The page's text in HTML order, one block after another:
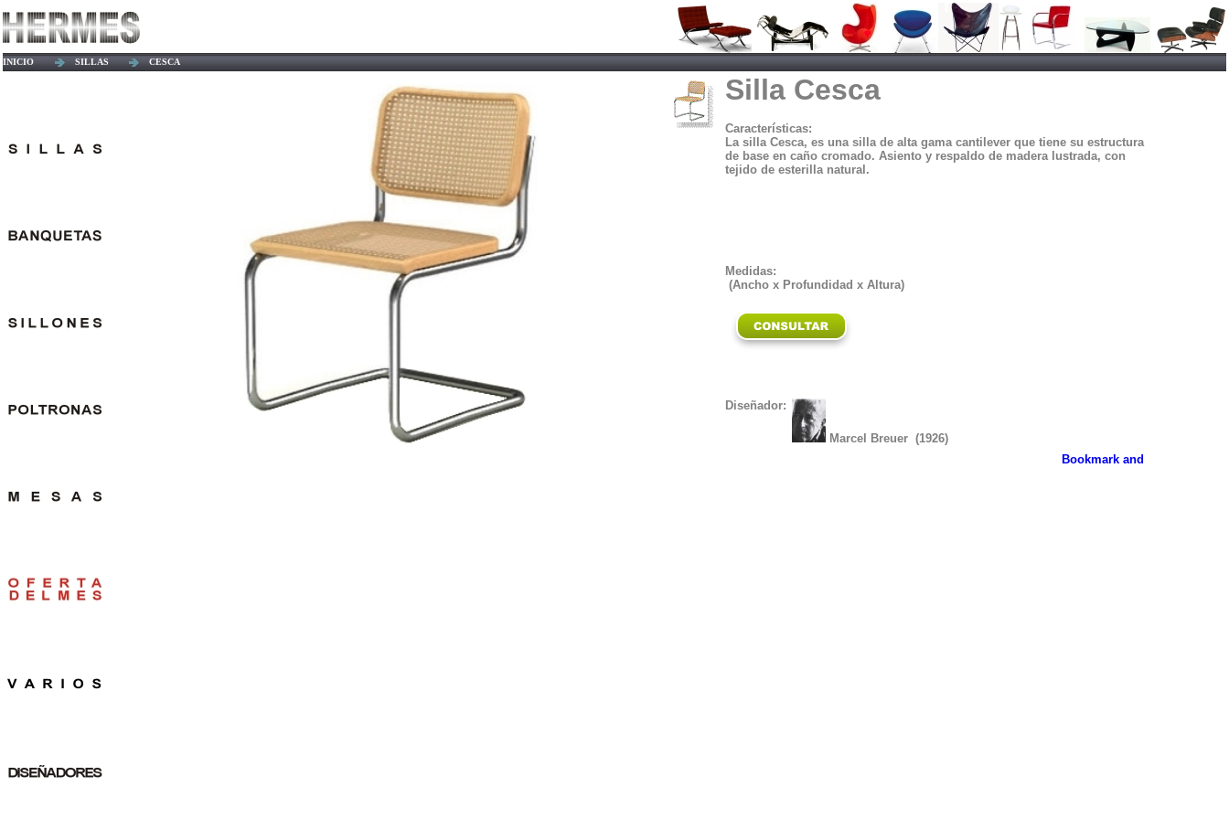
INICIO SILLAS CESCA
Silla Cesca
Características:
La silla Cesca, es una silla de alta gama cantilever que tiene su estructura
de base en caño cromado. Asiento y respaldo de madera lustrada, con
tejido de esterilla natural.
Medidas:
(Ancho x Profundidad x Altura)
Diseñador:
Marcel Breuer (1926)